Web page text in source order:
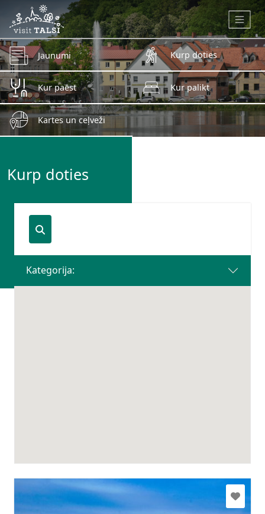
Skip to main content
Jaunumi Kurp doties
Kur paēst Kur palikt
Kartes un ceļveži
Kurp doties
Kategorija: